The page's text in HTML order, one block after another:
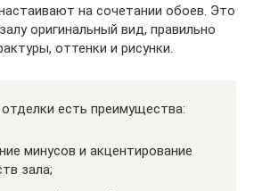
на сочетании обоев. Это
оригинальный вид, правильно
оттенки и рисунки.
есть преимущества:
минусов и акцентирование
зала;